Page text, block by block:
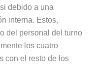
debido a una
interna. Estos,
del personal del turno
los cuatro
con el resto de los